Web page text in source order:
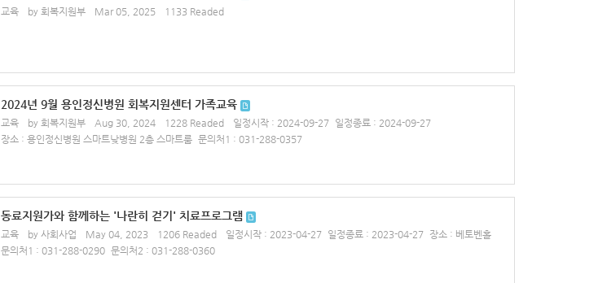
교육 by 회복지원부 Mar 05, 2025 1133 Readed
2024년 9월 용인정신병원 회복지원센터 가족교육
교육 by 회복지원부 Aug 30, 2024 1228 Readed 일정시작 : 2024-09-27
일정종료 : 2024-09-27
장소 : 용인정신병원 스마트낮병원 2층 스마트룸 문의처1 : 031-288-0357
동료지원가와 함께하는 '나란히 걷기' 치료프로그램
교육 by 사회사업 May 04, 2023 1206 Readed 일정시작 : 2023-04-27 일정종료 : 2023-04-27
장소 : 베토벤홀
문의처1 : 031-288-0290 문의처2 : 031-288-0360